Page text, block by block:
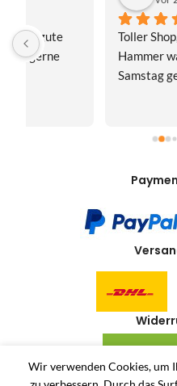
Toller Shop, Top
Hammer war der
Samstag geliefert!
Wir verwenden Cookies, um